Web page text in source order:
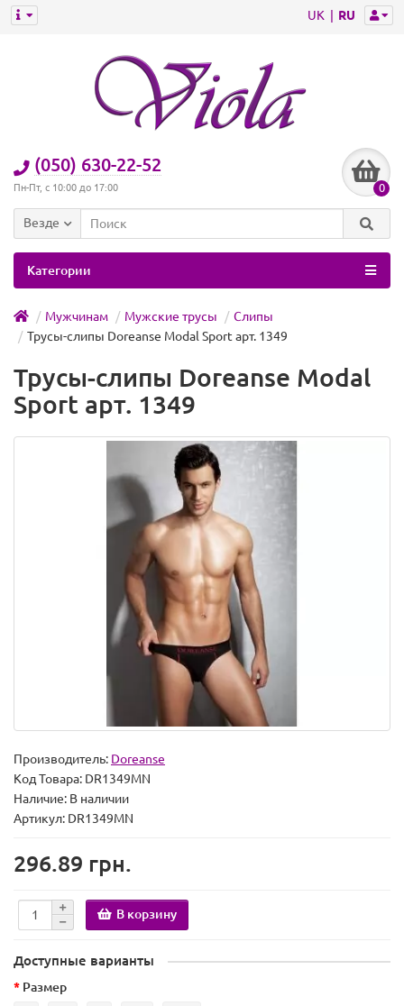
UK RU
(050) 630-22-52
Пн-Пт, с 10:00 до 17:00 0
Везде
Категории
Мужчинам Мужские трусы
Слипы
Трусы-слипы Doreanse Modal Sport арт. 1349
Трусы-слипы Doreanse Modal
Sport арт. 1349
Производитель: Doreanse
Код Товара: DR1349MN
Наличие: В наличии
Артикул: DR1349MN
296.89 грн.
В корзину
Доступные варианты
Размер